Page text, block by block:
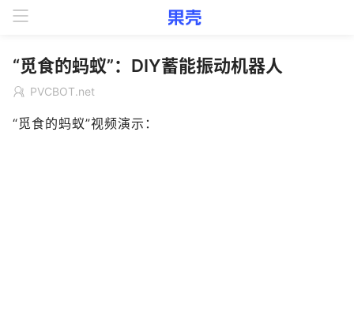
“觅食的蚂蚁”：DIY蓄能振动机器人
PVCBOT.net
“觅食的蚂蚁”视频演示：​​